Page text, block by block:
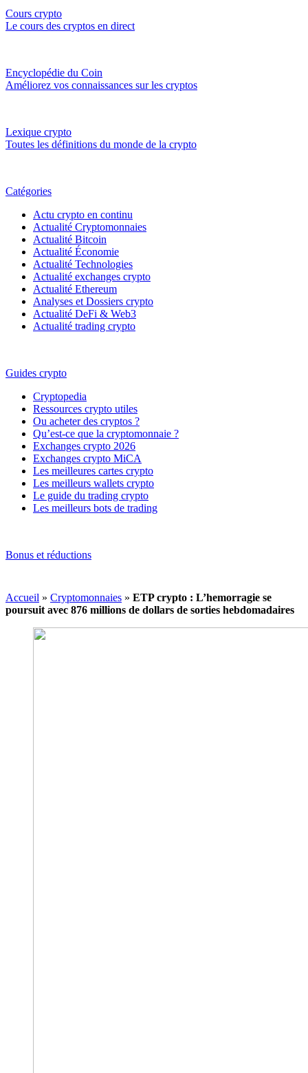
Cours crypto
Le cours des cryptos en direct
Encyclopédie du Coin
Améliorez vos connaissances sur les cryptos
Lexique crypto
Toutes les définitions du monde de la crypto
Catégories
Actu crypto en continu
Actualité Cryptomonnaies
Actualité Bitcoin
Actualité Économie
Actualité Technologies
Actualité exchanges crypto
Actualité Ethereum
Analyses et Dossiers crypto
Actualité DeFi & Web3
Actualité trading crypto
Guides crypto
Cryptopedia
Ressources crypto utiles
Ou acheter des cryptos ?
Qu’est-ce que la cryptomonnaie ?
Exchanges crypto 2026
Exchanges crypto MiCA
Les meilleures cartes crypto
Les meilleurs wallets crypto
Le guide du trading crypto
Les meilleurs bots de trading
Bonus et réductions
Accueil » Cryptomonnaies » ETP crypto : L’hemorragie se
poursuit avec 876 millions de dollars de sorties hebdomadaires